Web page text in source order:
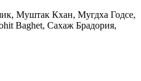
Муштак Кхан, Мугдха Годсе,
Baghet, Сахаж Брадория,